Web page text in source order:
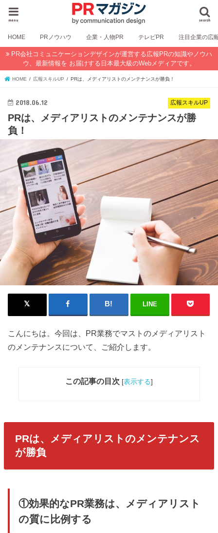
search
menu
HOME PRノウハウ 企業・人物PR テレビPR 注目企業の広
PR会社コミュニケーションデザインが運営する広報PRの知識やノウハ
ウ、最新情報を お届けする日本最大級のWebメディアです。
HOME 広報スキルUP PRは、メディアリストのメンテナンスが勝負！
広報スキルUP
2018.06.12
PRは、メディアリストのメンテナンスが勝
負！
LINE
こんにちは。今回は、PR業務でマストのメディアリスト
のメンテナンスについて、ご紹介します。
この記事の目次 [表示する]
PRは、メディアリストのメンテナンス
が勝負
①効果的なPR業務は、メディアリスト
の質に比例する